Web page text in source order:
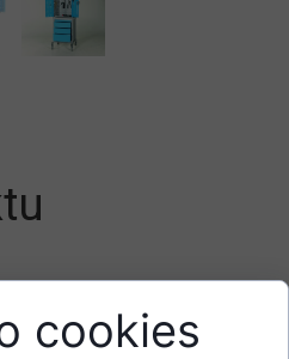
cookies